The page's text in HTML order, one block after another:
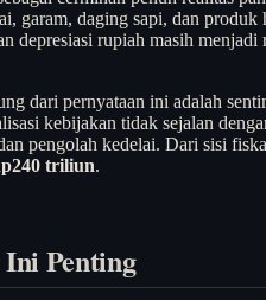
garam, daging sapi, dan
depresiasi rupiah masih
dari pernyataan ini adalah
kebijakan tidak sejalan
pengolah kedelai. Dari sisi
triliun.
Penting